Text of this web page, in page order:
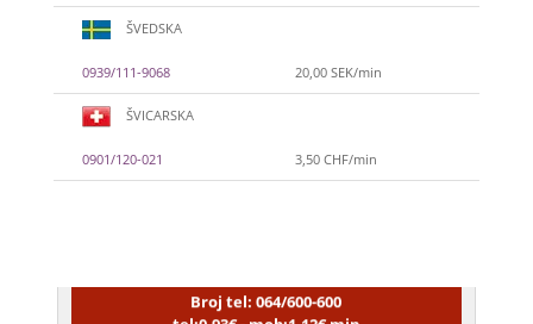
ŠVEDSKA
0939/111-9068 20,00 SEK/min
ŠVICARSKA
0901/120-021 3,50 CHF/min
LUCIJA/ Kod #136
Broj tel: 064/600-600
tel:0,93€ - mob:1,12€ min